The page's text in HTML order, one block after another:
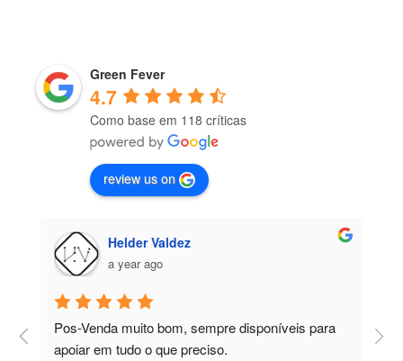
Green Fever
4.7
Como base em 118 críticas
review us on
Helder Valdez
a year ago
Pos-Venda muito bom, sempre disponíveis para
apoiar em tudo o que preciso.